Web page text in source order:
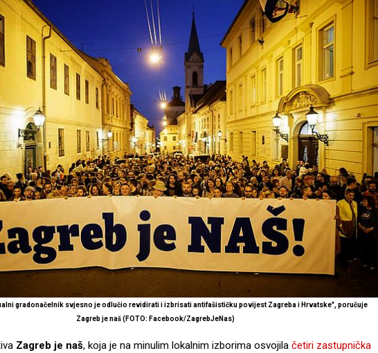
gradonačelnik svjesno je odlučio revidirati i izbrisati antifašističku povijest Zagreba i Hrvatske", poručuje
Zagreb je naš(FOTO: Facebook/ZagrebJeNas)
Zagreb je naš, koja je na minulim lokalnim izborima osvojila četiri zastupnička